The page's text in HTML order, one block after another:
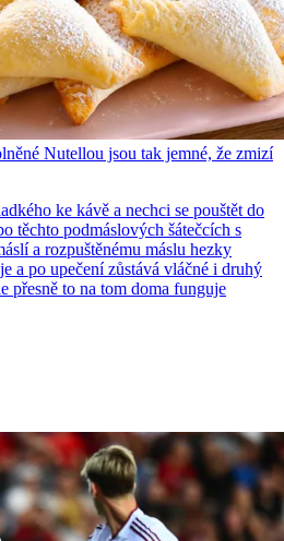
Nutellou jsou tak jemné, že zmizí
ke kávě a nechci se pouštět do
těchto podmáslových šátečcích s
a rozpuštěnému máslu hezky
a po upečení zůstává vláčné i druhý
přesně to na tom doma funguje